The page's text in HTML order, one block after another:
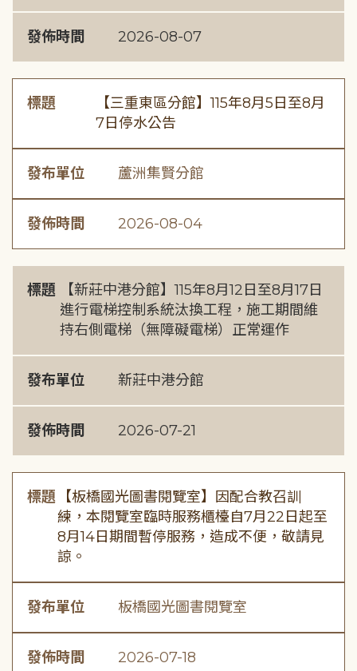
發佈時間 2026-08-07
標題
【三重東區分館】115年8月5日至8月
7日停水公告
發布單位 蘆洲集賢分館
發佈時間 2026-08-04
標題
【新莊中港分館】115年8月12日至8月17日
進行電梯控制系統汰換工程，施工期間維
持右側電梯（無障礙電梯）正常運作
發布單位 新莊中港分館
發佈時間 2026-07-21
標題
【板橋國光圖書閱覽室】因配合教召訓
練，本閱覽室臨時服務櫃檯自7月22日起至
8月14日期間暫停服務，造成不便，敬請見
諒。
發布單位 板橋國光圖書閱覽室
發佈時間 2026-07-18